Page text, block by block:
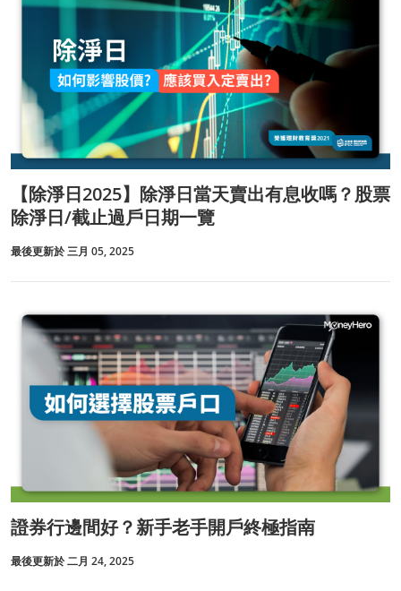
【除淨日2025】除淨日當天賣出有息收嗎？股票
除淨日/截止過戶日期一覽
最後更新於 三月 05, 2025
證券行邊間好？新手老手開戶終極指南
最後更新於 二月 24, 2025